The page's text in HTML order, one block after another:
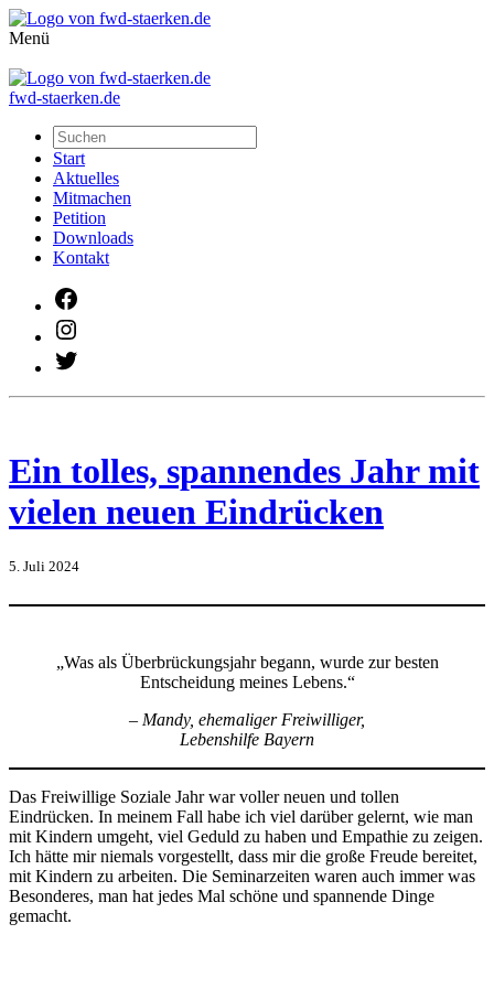
Menü
fwd-staerken.de
Start
Aktuelles
Mitmachen
Petition
Downloads
Kontakt
Ein tolles, spannendes Jahr mit
vielen neuen Eindrücken
5. Juli 2024
„Was als Überbrückungsjahr begann, wurde zur besten
Entscheidung meines Lebens.“
– Mandy, ehemaligerFreiwilliger,
Lebenshilfe Bayern
Das Freiwillige Soziale Jahr war voller neuen und tollen
Eindrücken. In meinem Fall habe ich viel darüber gelernt, wie man
mit Kindern umgeht, viel Geduld zu haben und Empathie zu zeigen.
Ich hätte mir niemals vorgestellt, dass mir die große Freude bereitet,
mit Kindern zu arbeiten. Die Seminarzeiten waren auch immer was
Besonderes, man hat jedes Mal schöne und spannende Dinge
gemacht.